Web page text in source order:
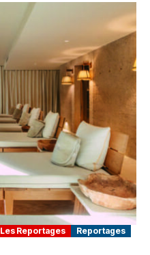
Les Reportages
Reportages